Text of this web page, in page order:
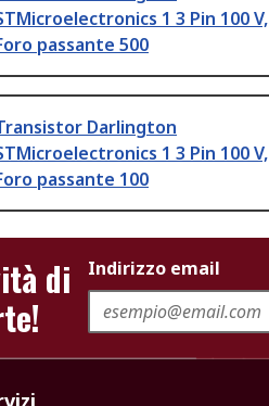
1 3 Pin 100 V,
passante 500
Darlington
1 3 Pin 100 V,
passante 100
di
Indirizzo email